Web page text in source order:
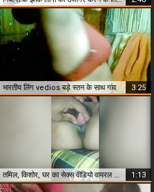
भारतीय लिंग vedios बड़े स्तन के साथ गांव 3:25
तमिल, किशोर, घर का सेक्स वीडियो वायरल जा रहा है । 1:13